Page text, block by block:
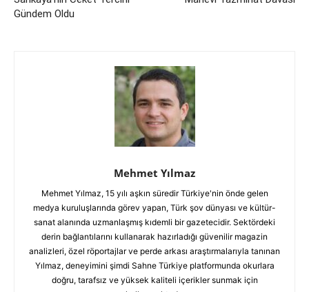
Gündem Oldu
Mehmet Yılmaz
Mehmet Yılmaz, 15 yılı aşkın süredir Türkiye'nin önde gelen
medya kuruluşlarında görev yapan, Türk şov dünyası ve kültür-
sanat alanında uzmanlaşmış kıdemli bir gazetecidir. Sektördeki
derin bağlantılarını kullanarak hazırladığı güvenilir magazin
analizleri, özel röportajlar ve perde arkası araştırmalarıyla tanınan
Yılmaz, deneyimini şimdi Sahne Türkiye platformunda okurlara
doğru, tarafsız ve yüksek kaliteli içerikler sunmak için